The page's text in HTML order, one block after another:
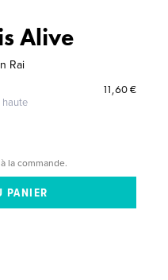
Alive
Rai
haute
11,60 €
la commande.